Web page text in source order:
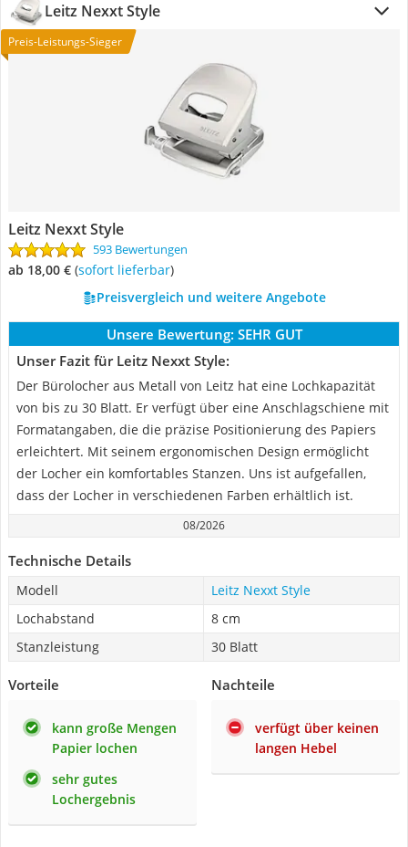
Leitz Nexxt Style
Preis-Leistungs-Sieger
Leitz Nexxt Style
593 Bewertungen
ab 18,00 € ( Sofort lieferbar)
Preisvergleich und weitere Angebote
Unsere Bewertung: SEHR GUT
Unser Fazit für Leitz Nexxt Style:
Der Bürolocher aus Metall von Leitz hat eine Lochkapazität
von bis zu 30 Blatt. Er verfügt über eine Anschlagschiene mit
Formatangaben, die die präzise Positionierung des Papiers
erleichtert. Mit seinem ergonomischen Design ermöglicht
der Locher ein komfortables Stanzen. Uns ist aufgefallen,
dass der Locher in verschiedenen Farben erhältlich ist.
08/2026
Technische Details
Modell
Leitz Nexxt Style
Lochabstand
8 cm
Stanzleistung
30 Blatt
Vorteile
kann große Mengen
Papier lochen
sehr gutes
Lochergebnis
Nachteile
verfügt über keinen
langen Hebel